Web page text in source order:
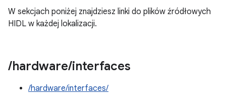
W sekcjach poniżej znajdziesz linki do plików źródłowych
HIDL w każdej lokalizacji.
/hardware/interfaces
/hardware/interfaces/